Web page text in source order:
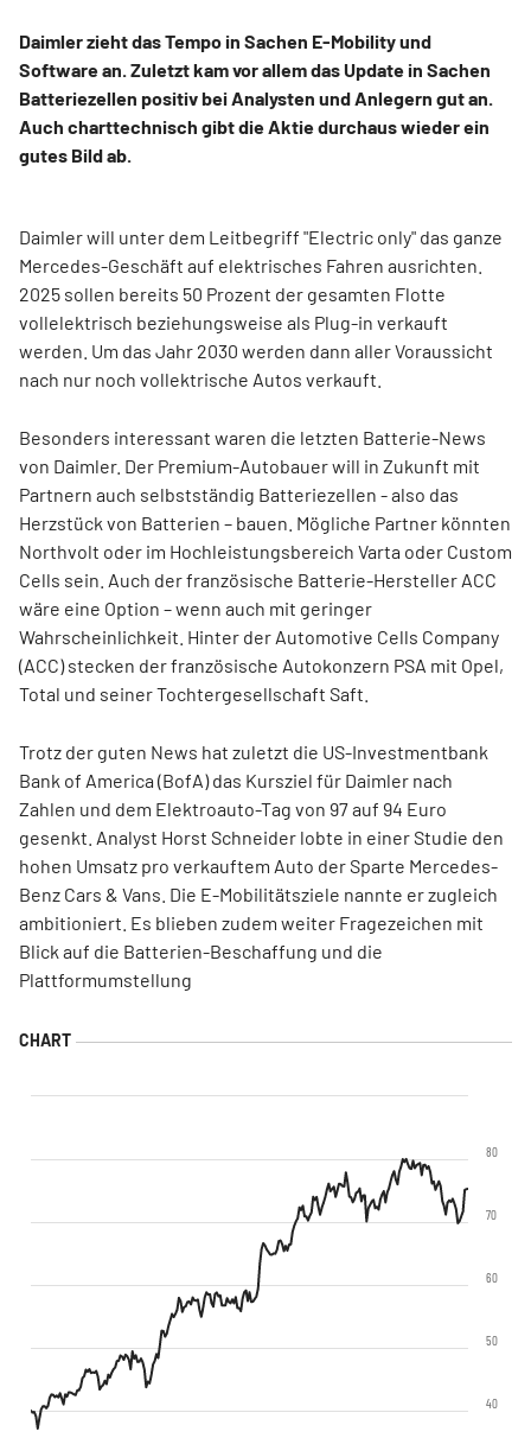
Daimler zieht das Tempo in Sachen E-Mobility und
Software an. Zuletzt kam vor allem das Update in Sachen
Batteriezellen positiv bei Analysten und Anlegern gut an.
Auch charttechnisch gibt die Aktie durchaus wieder ein
gutes Bild ab.
Daimler will unter dem Leitbegriff "Electric only" das ganze
Mercedes-Geschäft auf elektrisches Fahren ausrichten.
2025 sollen bereits 50 Prozent der gesamten Flotte
vollelektrisch beziehungsweise als Plug-in verkauft
werden. Um das Jahr 2030 werden dann aller Voraussicht
nach nur noch vollektrische Autos verkauft.
Besonders interessant waren die letzten Batterie-News
von Daimler. Der Premium-Autobauer will in Zukunft mit
Partnern auch selbstständig Batteriezellen - also das
Herzstück von Batterien – bauen. Mögliche Partner könnten
Northvolt oder im Hochleistungsbereich Varta oder Custom
Cells sein. Auch der französische Batterie-Hersteller ACC
wäre eine Option – wenn auch mit geringer
Wahrscheinlichkeit. Hinter der Automotive Cells Company
(ACC) stecken der französische Autokonzern PSA mit Opel,
Total und seiner Tochtergesellschaft Saft.
Trotz der guten News hat zuletzt die US-Investmentbank
Bank of America (BofA) das Kursziel für Daimler nach
Zahlen und dem Elektroauto-Tag von 97 auf 94 Euro
gesenkt. Analyst Horst Schneider lobte in einer Studie den
hohen Umsatz pro verkauftem Auto der Sparte Mercedes-
Benz Cars & Vans. Die E-Mobilitätsziele nannte er zugleich
ambitioniert. Es blieben zudem weiter Fragezeichen mit
Blick auf die Batterien-Beschaffung und die
Plattformumstellung
40
50
60
70
80